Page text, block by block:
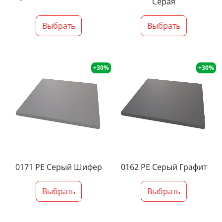
Выбрать Выбрать
+30%
0171 PE Серый Шифер
Выбрать
+30%
0162 PE Серый Графит
Выбрать